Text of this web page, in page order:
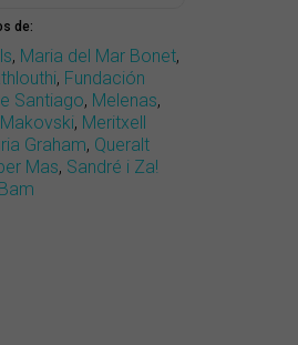
de:
, Maria del Mar Bonet,
, Fundación
Santiago, Melenas,
, Meritxell
Graham, Queralt
Mas, Sandré i Za!
Bam